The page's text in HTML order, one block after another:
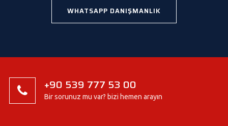
WHATSAPP DANIŞMANLIK
+90 539 777 53 00
Bir sorunuz mu var? bizi hemen arayın